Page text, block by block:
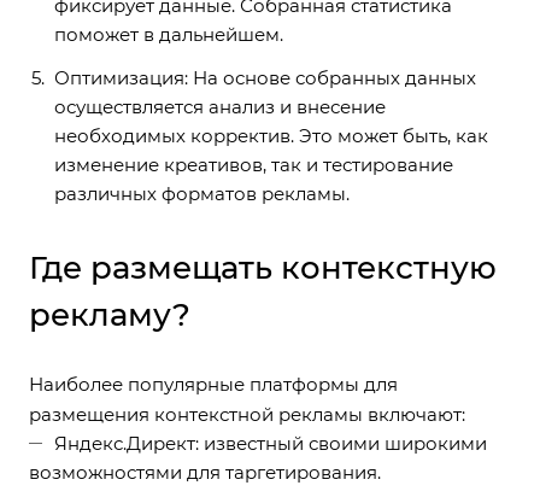
фиксирует данные. Собранная статистика
поможет в дальнейшем.
Оптимизация: На основе собранных данных
осуществляется анализ и внесение
необходимых корректив. Это может быть, как
изменение креативов, так и тестирование
различных форматов рекламы.
Где размещать контекстную
рекламу?
Наиболее популярные платформы для
размещения контекстной рекламы включают:
Яндекс.Директ: известный своими широкими
возможностями для таргетирования.